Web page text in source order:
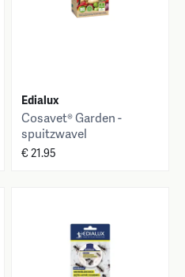
Edialux
Cosavet® Garden -
spuitzwavel
€ 21.95